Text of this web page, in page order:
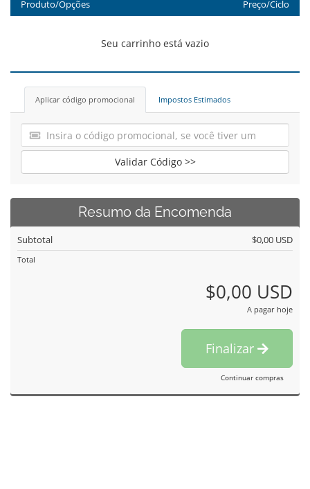
Produto/Opções Preço/Ciclo
Seu carrinho está vazio
Aplicar código promocional Impostos Estimados
Validar Código >>
Resumo da Encomenda
Subtotal $0,00 USD
Total
$0,00 USD
A pagar hoje
Finalizar
Continuar compras